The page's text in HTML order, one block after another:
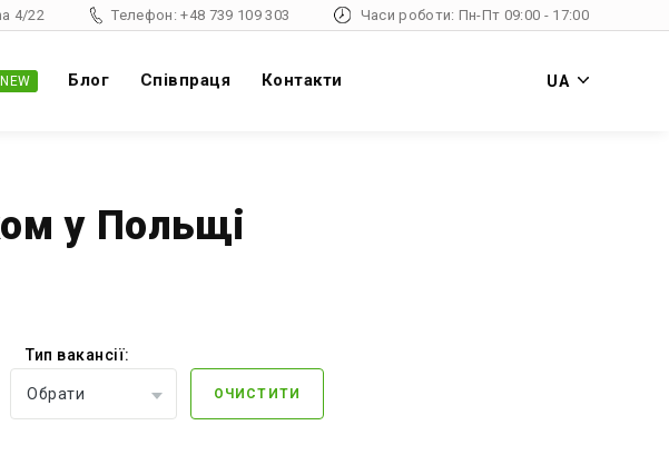
4/22 Телефон: +48 739 109 303 Часи роботи: Пн-Пт 09:00 - 17:00
NEW Блог Співпраця Контакти UA
у Польщі
Тип вакансії:
Обрати ОЧИСТИТИ